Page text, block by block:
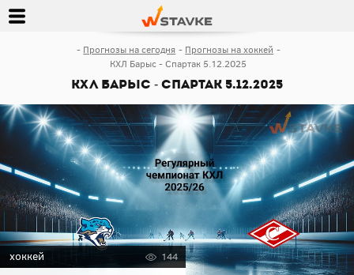
Прогнозы на сегодня
Прогнозы на хоккей
КХЛ Барыс - Спартак 5.12.2025
КХЛ Барыс - Спартак 5.12.2025
хоккей 144